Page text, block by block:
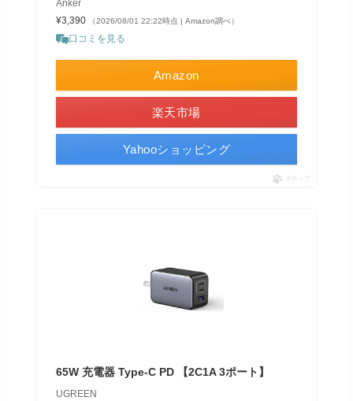
Anker
¥3,390
（2026/08/01 22:22時点 | Amazon調べ）
口コミを見る
Amazon
楽天市場
Yahooショッピング
ポチップ
65W 充電器 Type-C PD 【2C1A 3ポート】
UGREEN